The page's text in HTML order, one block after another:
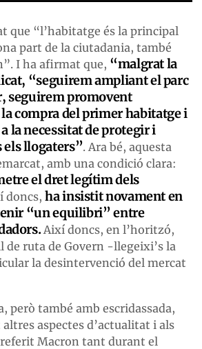
que “l’habitatge és la principal
part de la ciutadania, també
I ha afirmat que, “malgratla
“seguirem ampliant el parc
seguirem promovent
compra del primer habitatge i
la necessitat de protegir i
els llogaters”. Ara bé, aquesta
amb una condició clara:
el dret legítim dels
doncs,ha insistit novament en
“un equilibri” entre
Així doncs, en l’horitzó,
de ruta de Govern -llegeixi’s la
la desintervenció del mercat
però també amb escridassada,
aspectes d’actualitat i als
referit Macron tant durant el